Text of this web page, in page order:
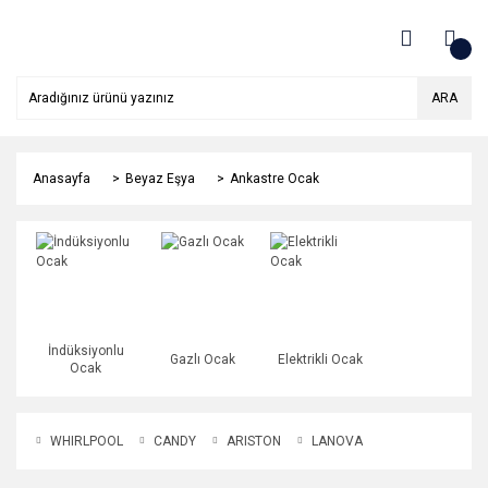
ARA
Anasayfa Beyaz Eşya Ankastre Ocak
İndüksiyonlu
Ocak
Gazlı Ocak Elektrikli Ocak
WHIRLPOOL CANDY ARISTON LANOVA